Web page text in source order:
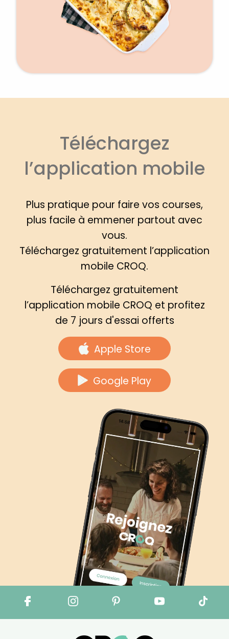
Téléchargez
l’application mobile
Plus pratique pour faire vos courses,
plus facile à emmener partout avec
vous.
Téléchargez gratuitement l’application
mobile CROQ.
Téléchargez gratuitement
l’application mobile CROQ et profitez
de 7 jours d'essai offerts
Apple Store
Google Play